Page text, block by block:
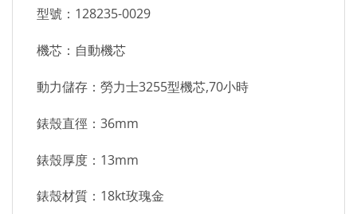
型號：128235-0029
機芯：自動機芯
動力儲存：勞力士3255型機芯,70小時
錶殼直徑：36mm
錶殼厚度：13mm
錶殼材質：18kt玫瑰金